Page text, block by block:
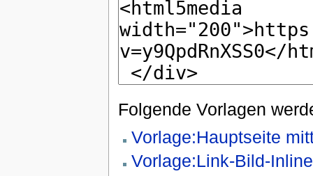
Folgende Vorlagen
Vorlage:Hauptseite
Vorlage:Link-Bild-Inline